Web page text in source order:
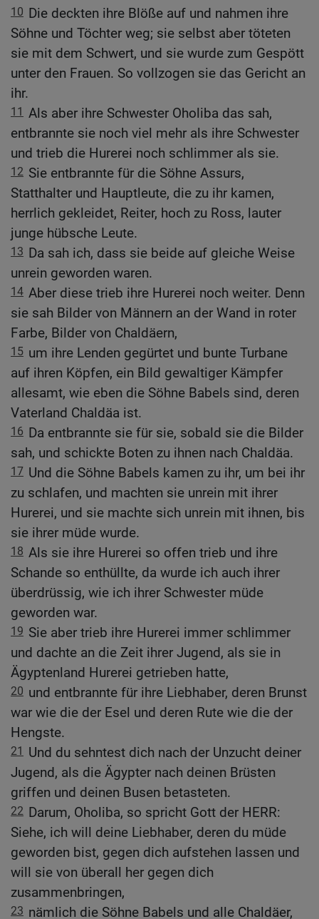
10 Die deckten ihre Blöße auf und nahmen ihre
Söhne und Töchter weg; sie selbst aber töteten
sie mit dem Schwert, und sie wurde zum Gespött
unter den Frauen. So vollzogen sie das Gericht an
ihr.
11 Als aber ihre Schwester Oholiba das sah,
entbrannte sie noch viel mehr als ihre Schwester
und trieb die Hurerei noch schlimmer als sie.
12 Sie entbrannte für die Söhne Assurs,
Statthalter und Hauptleute, die zu ihr kamen,
herrlich gekleidet, Reiter, hoch zu Ross, lauter
junge hübsche Leute.
13 Da sah ich, dass sie beide auf gleiche Weise
unrein geworden waren.
14 Aber diese trieb ihre Hurerei noch weiter. Denn
sie sah Bilder von Männern an der Wand in roter
Farbe, Bilder von Chaldäern,
15 um ihre Lenden gegürtet und bunte Turbane
auf ihren Köpfen, ein Bild gewaltiger Kämpfer
allesamt, wie eben die Söhne Babels sind, deren
Vaterland Chaldäa ist.
16 Da entbrannte sie für sie, sobald sie die Bilder
sah, und schickte Boten zu ihnen nach Chaldäa.
17 Und die Söhne Babels kamen zu ihr, um bei ihr
zu schlafen, und machten sie unrein mit ihrer
Hurerei, und sie machte sich unrein mit ihnen, bis
sie ihrer müde wurde.
18 Als sie ihre Hurerei so offen trieb und ihre
Schande so enthüllte, da wurde ich auch ihrer
überdrüssig, wie ich ihrer Schwester müde
geworden war.
19 Sie aber trieb ihre Hurerei immer schlimmer
und dachte an die Zeit ihrer Jugend, als sie in
Ägyptenland Hurerei getrieben hatte,
20 und entbrannte für ihre Liebhaber, deren Brunst
war wie die der Esel und deren Rute wie die der
Hengste.
21
Und du sehntest dich nach der Unzucht deiner
Jugend, als die Ägypter nach deinen Brüsten
griffen und deinen Busen betasteten.
22 Darum, Oholiba, so spricht Gott der HERR:
Siehe, ich will deine Liebhaber, deren du müde
geworden bist, gegen dich aufstehen lassen und
will sie von überall her gegen dich
zusammenbringen,
23 nämlich die Söhne Babels und alle Chaldäer,